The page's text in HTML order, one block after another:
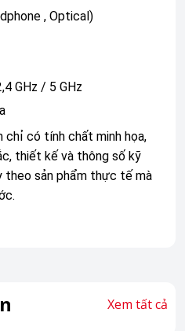
, Optical)
GHz / 5 GHz
chỉ có tính chất minh họa,
thiết kế và thông số kỹ
sản phẩm thực tế mà
Xem tất cả